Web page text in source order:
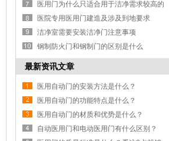
医用门为什么只适合用于洁净需求较高的
场所
医院专用医用门建造及涉及到地要求
洁净室需要安装洁净门注意事项
钢制防火门和钢制门的区别是什么
最新资讯文章
医用自动门的安装方法是什么？
医用自动门的功能特点是什么？
医用自动门的材质和优势是什么？
自动医用门和电动医用门有什么区别？